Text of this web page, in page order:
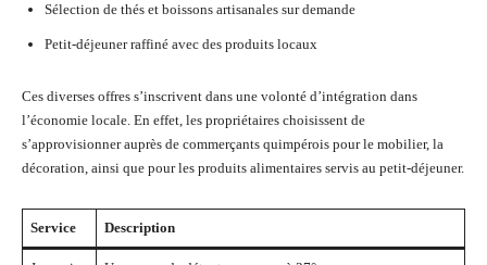
Sélection de thés et boissons artisanales sur demande
Petit-déjeuner raffiné avec des produits locaux
Ces diverses offres s’inscrivent dans une volonté d’intégration dans
l’économie locale. En effet, les propriétaires choisissent de
s’approvisionner auprès de commerçants quimpérois pour le mobilier, la
décoration, ainsi que pour les produits alimentaires servis au petit-déjeuner.
Service Description